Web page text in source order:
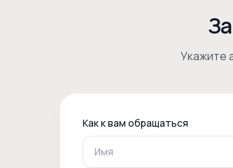
Укажите
Как к вам обращаться